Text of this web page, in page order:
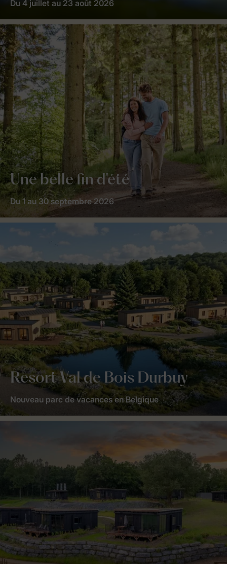
Du 4 juillet au 23 août 2026
Une belle fin d'été
Du 1 au 30 septembre 2026
Resort Val de Bois Durbuy
Nouveau parc de vacances en Belgique